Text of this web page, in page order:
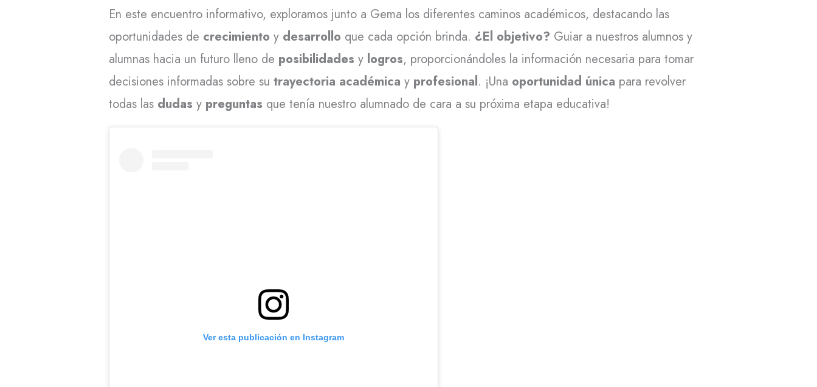
En este encuentro informativo, exploramos junto a Gema los diferentes caminos académicos, destacando las
oportunidades de crecimiento y desarrollo que cada opción brinda. ¿El objetivo? Guiar a nuestros alumnos y
alumnas hacia un futuro lleno de posibilidades y logros, proporcionándoles la información necesaria para tomar
decisiones informadas sobre su trayectoria académica y profesional. ¡Una oportunidad única para revolver
todas las dudas y preguntas que tenía nuestro alumnado de cara a su próxima etapa educativa!
Ver esta publicación en Instagram